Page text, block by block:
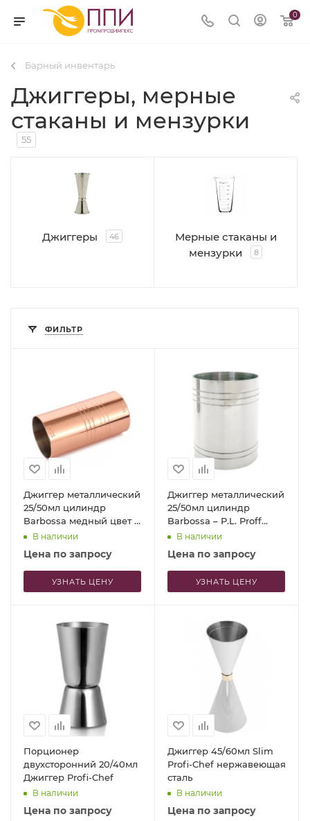
0
Барный инвентарь
Джиггеры, мерные
стаканы и мензурки
55
Джиггеры 46
Мерные стаканы и
мензурки
8
ФИЛЬТР
Джиггер металлический
25/50мл цилиндр
Barbossa медный цвет –
P.L. Proff Cuisine
В наличии
Цена по запросу
УЗНАТЬ ЦЕНУ
Джиггер металлический
25/50мл цилиндр
Barbossa – P.L. Proff
Cuisine
В наличии
Цена по запросу
УЗНАТЬ ЦЕНУ
Порционер
двухсторонний 20/40мл
Джиггер Profi-Chef
В наличии
Цена по запросу
Джиггер 45/60мл Slim
Profi-Chef нержавеющая
сталь
В наличии
Цена по запросу